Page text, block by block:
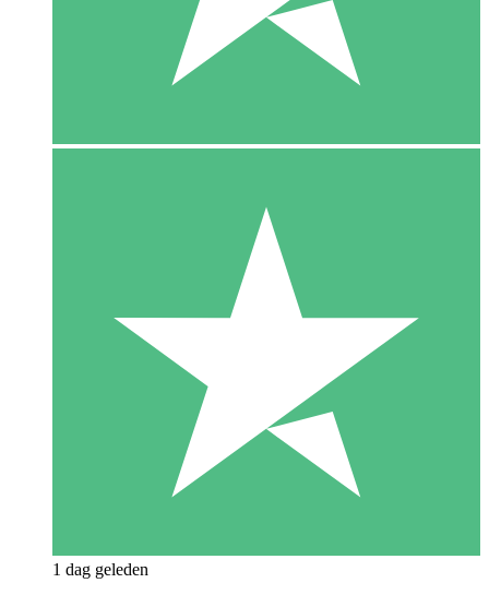
1 dag geleden